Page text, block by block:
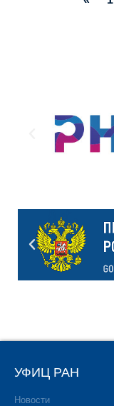
УФИЦ РАН
Новости